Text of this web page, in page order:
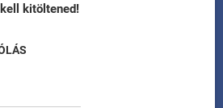
kitöltened!